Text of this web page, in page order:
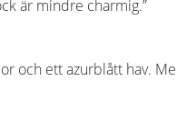
är mindre charmig.”
och ett azurblått hav.